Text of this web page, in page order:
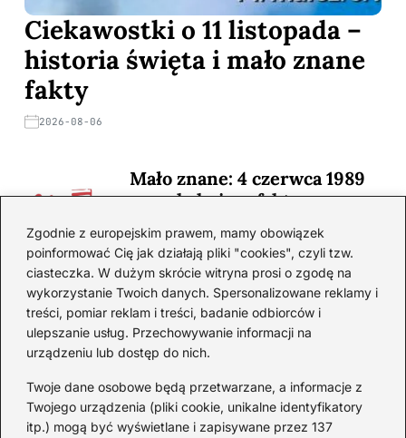
Zgodnie z europejskim prawem, mamy obowiązek
poinformować Cię jak działają pliki "cookies", czyli tzw.
ciasteczka. W dużym skrócie witryna prosi o zgodę na
wykorzystanie Twoich danych. Spersonalizowane reklamy i
treści, pomiar reklam i treści, badanie odbiorców i
ulepszanie usług. Przechowywanie informacji na
urządzeniu lub dostęp do nich.
Twoje dane osobowe będą przetwarzane, a informacje z
Twojego urządzenia (pliki cookie, unikalne identyfikatory
itp.) mogą być wyświetlane i zapisywane przez 137
Ciekawostki o 11 listopada –
historia święta i mało znane
fakty
2026-08-06
Mało znane: 4 czerwca 1989
— zaskakujące fakty
2026-08-03
Ciekawostki o 1. wojnie
światowej — mało znane
fakty i historie
2026-08-02
Zaskakujące ciekawostki o
Krzysztofie Kolumbie
2026-07-20